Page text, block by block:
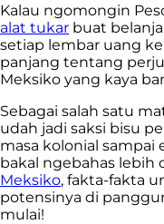
Kalau ngomongin
alat tukar buat
setiap lembar uang
panjang tentang
Meksiko yang kaya
Sebagai salah satu
udah jadi saksi bisu
masa kolonial sampai
bakal ngebahas lebih
Meksiko, fakta-fakta
potensinya di
mulai!